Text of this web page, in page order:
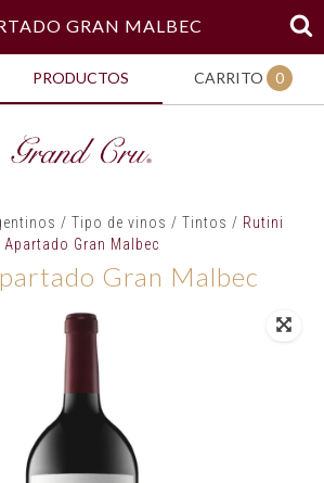
GRAN MALBEC
PRODUCTOS CARRITO 0
/ Tipo de vinos / Tintos / Rutini
Apartado Gran Malbec
Gran Malbec